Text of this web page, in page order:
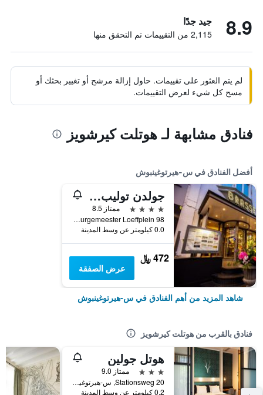
8.9 جيد جدًا
2,115 من التقييمات تم التحقق منها
لم يتم العثور على تقييمات. حاول إزالة مرشح أو تغيير بحثك أو
مسح كل شيء لعرض التقييمات.
فنادق مشابهة لـ هوتلت كيرشويز
أفضل الفنادق في س-هيرتوغينبوش
جولدن توليب هوتل سنترال
4 نجوم
ممتاز 8.5
Burgemeester Loeffplein 98, س-هيرتوغينبوش, مقاطعة شمال برابنت, هولندا
0.0 كيلومتر عن وسط المدينة
472 ﷼
عرض الصفقة
شاهد المزيد من أهم الفنادق في س-هيرتوغينبوش
فنادق بالقرب من هوتلت كيرشويز
هوتل جولين
3 نجوم
ممتاز 9.0
20 Stationsweg, س-هيرتوغينبوش, مقاطعة شمال برابنت, هولندا
0.2 كيلومتر عن وسط المدينة